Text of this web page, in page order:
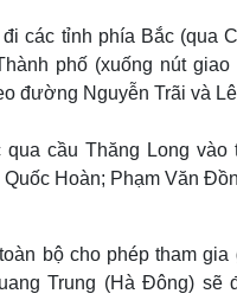
các tỉnh phía Bắc (qua
phố (xuống nút
đường Nguyễn Trãi và
cầu Thăng Long vào
Hoàn; Phạm Văn
bộ cho phép tham
Trung (Hà Đông)